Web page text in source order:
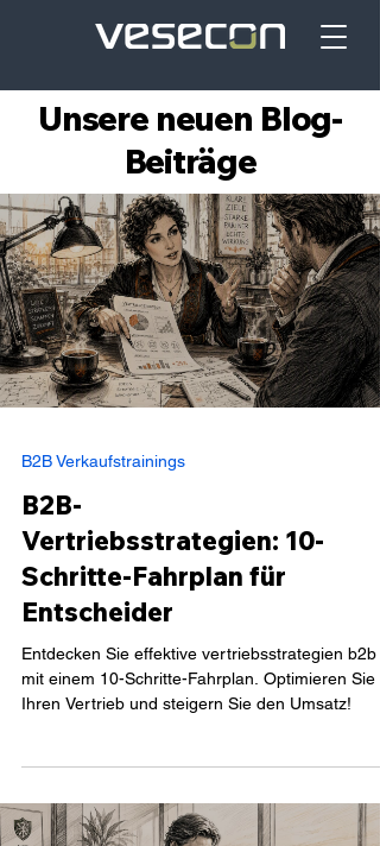
Unsere neuen Blog-
Beiträge
B2B Verkaufstrainings
B2B-
Vertriebsstrategien: 10-
Schritte-Fahrplan für
Entscheider
Entdecken Sie effektive vertriebsstrategien b2b
mit einem 10-Schritte-Fahrplan. Optimieren Sie
Ihren Vertrieb und steigern Sie den Umsatz!